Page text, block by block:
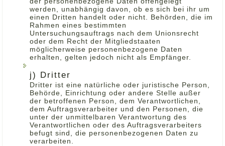
werden, unabhängig davon, ob es sich bei ihr um
einen Dritten handelt oder nicht. Behörden, die im
Rahmen eines bestimmten
Untersuchungsauftrags nach dem Unionsrecht
oder dem Recht der Mitgliedstaaten
möglicherweise personenbezogene Daten
erhalten, gelten jedoch nicht als Empfänger.
j) Dritter
Dritter ist eine natürliche oder juristische Person,
Behörde, Einrichtung oder andere Stelle außer
der betroffenen Person, dem Verantwortlichen,
dem Auftragsverarbeiter und den Personen, die
unter der unmittelbaren Verantwortung des
Verantwortlichen oder des Auftragsverarbeiters
befugt sind, die personenbezogenen Daten zu
verarbeiten.